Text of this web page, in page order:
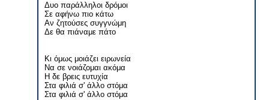
Δυο παράλληλοι δρόμοι
Σε αφήνω πιο κάτω
Αν ζητούσες συγγνώμη
Δε θα πιάναμε πάτο
Κι όμως μοιάζει ειρωνεία
Να σε νοιάζομαι ακόμα
Η δε βρεις ευτυχία
Στα φιλιά σ' άλλο στόμα
Στα φιλιά σ' άλλο στόμα